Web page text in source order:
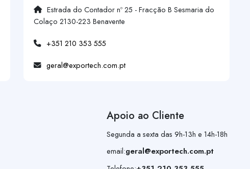
Estrada do Contador nº 25 - Fracção B Sesmaria do
Colaço 2130-223 Benavente
+351 210 353 555
geral@exportech.com.pt
Apoio ao Cliente
Segunda a sexta das 9h-13h e 14h-18h
email:geral@exportech.com.pt